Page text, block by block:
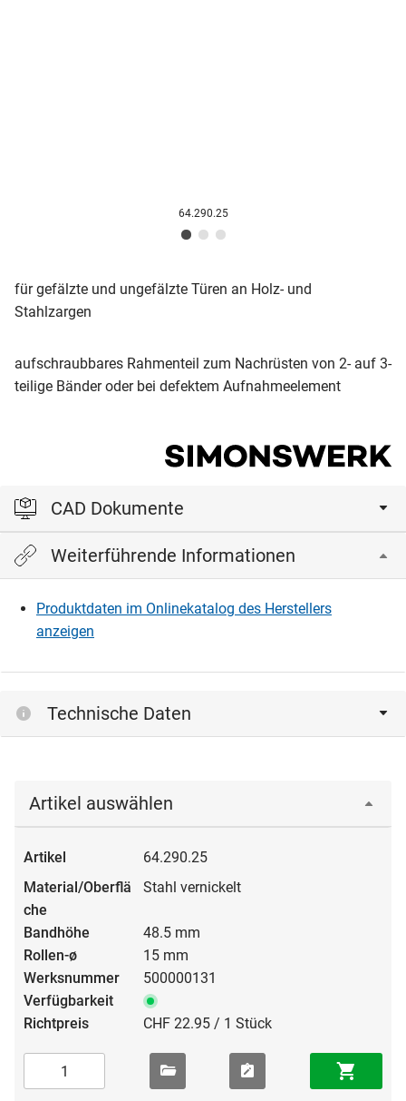
64.290.25
für gefälzte und ungefälzte Türen an Holz- und
Stahlzargen
aufschraubbares Rahmenteil zum Nachrüsten von 2- auf 3-
teilige Bänder oder bei defektem Aufnahmeelement
CAD Dokumente
Bitte einloggen, um die CAD‑Dateien anzeigen und
herunterladen zu können.
Weiterführende Informationen
Produktdaten im Onlinekatalog des Herstellers
anzeigen
Technische Daten
Artikel auswählen
64.290.25
Stahl vernickelt
48.5 mm
15 mm
500000131
CHF 22.95 / 1 Stück